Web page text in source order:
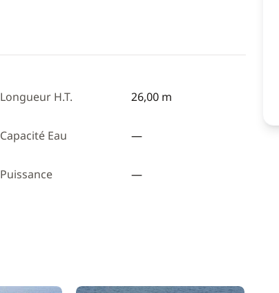
Longueur H.T. 26,00 m
Capacité Eau —
Puissance —